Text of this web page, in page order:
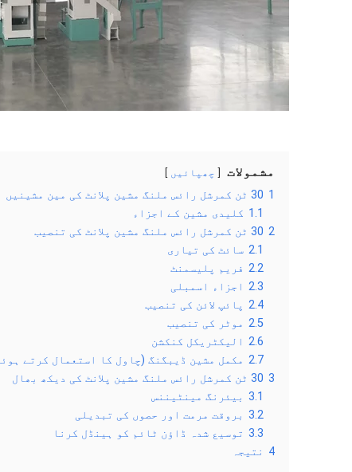
مشمولات چھپائیں
1 30 ٹن کمرشل رائس ملنگ مشین پلانٹ کی مین مشینیں
1.1 کلیدی مشین کے اجزاء
2 30 ٹن کمرشل رائس ملنگ مشین پلانٹ کی تنصیب
2.1 سائٹ کی تیاری
2.2 فریم پلیسمنٹ
2.3 اجزاء اسمبلی
2.4 پائپ لائن کی تنصیب
2.5 موٹر کی تنصیب
2.6 الیکٹریکل کنکشن
2.7 مکمل مشین ڈیبگنگ (چاول کا استعمال کرتے
3 30 ٹن کمرشل رائس ملنگ مشین پلانٹ کی دیکھ بھال
3.1 بیئرنگ مینٹیننس
3.2 بروقت مرمت اور حصوں کی تبدیلی
3.3 توسیع شدہ ڈاؤن ٹائم کو ہینڈل کرنا
4 نتیجہ